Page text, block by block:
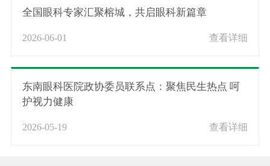
全国眼科专家汇聚榕城，共启眼科新篇章
2026-06-01 查看详细
东南眼科医院政协委员联系点：聚焦民生热点 呵
护视力健康
2026-05-19 查看详细